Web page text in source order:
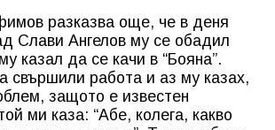
разказва още, че в деня
Слави Ангелов му се обадил
казал да се качи в “Бояна”.
свършили работа и аз му казах,
защото е известен
ми каза: “Абе, колега, какво